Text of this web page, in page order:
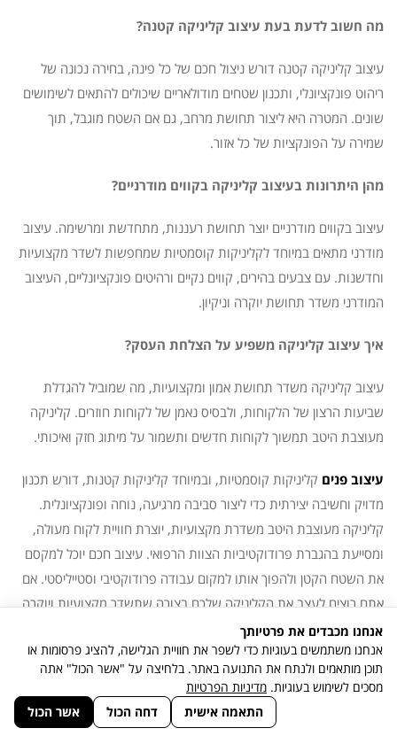
מה חשוב לדעת בעת עיצוב קליניקה קטנה?
עיצוב קליניקה קטנה דורש ניצול חכם של כל פינה, בחירה נכונה של
ריהוט פונקציונלי, ותכנון שטחים מודולאריים שיכולים להתאים לשימושים
שונים. המטרה היא ליצור תחושת מרחב, גם אם השטח מוגבל, תוך
שמירה על הפונקציות של כל אזור.
מהן היתרונות בעיצוב קליניקה בקווים מודרניים?
עיצוב בקווים מודרניים יוצר תחושת רעננות, מתחדשת ומרשימה. עיצוב
מודרני מתאים במיוחד לקליניקות קוסמטיות שמחפשות לשדר מקצועיות
וחדשנות. עם צבעים בהירים, קווים נקיים ורהיטים פונקציונליים, העיצוב
המודרני משדר תחושת יוקרה וניקיון.
איך עיצוב קליניקה משפיע על הצלחת העסק?
עיצוב קליניקה משדר תחושת אמון ומקצועיות, מה שמוביל להגדלת
שביעות הרצון של הלקוחות, ולבסיס נאמן של לקוחות חוזרים. קליניקה
מעוצבת היטב תמשוך לקוחות חדשים ותשמור על מיתוג חזק ואיכותי.
עיצוב פנים קליניקות קוסמטיות, ובמיוחד קליניקות קטנות, דורש תכנון
מדויק וחשיבה יצירתית כדי ליצור סביבה מרגיעה, נוחה ופונקציונלית.
קליניקה מעוצבת היטב משדרת מקצועיות, יוצרת חוויית לקוח מעולה,
ומסייעת בהגברת פרודוקטיביות הצוות הרפואי. עיצוב חכם יוכל למקסם
את השטח הקטן ולהפוך אותו למקום עבודה פרודוקטיבי וסטייליסטי. אם
אתם רוצים לעצב את הקליניקה שלכם בצורה שתשדר מקצועיות ויוקרה,
הלנה מור מעצבת פניםכאן כדי להציע לכם פתרונות עיצוב מותאמים
אישית שיתאימו לצרכים שלכם.צור קשרלייעוץ ומידע נוסף
הלנה מור - אדריכלות | עיצוב פנים כל הזכויות שמורות 2023
אנחנו מכבדים את פרטיותך
אנחנו משתמשים בעוגיות כדי לשפר את חוויית הגלישה, להציג פרסומות או
תוכן מותאמים ולנתח את התנועה באתר. בלחיצה על "אשר הכול" אתה
מסכים לשימוש בעוגיות. מדיניות הפרטיות
התאמה אישית
דחה הכול אשר הכול